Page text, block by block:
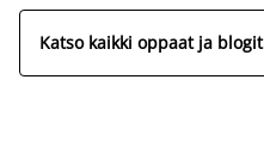
Katso kaikki oppaat ja blogit